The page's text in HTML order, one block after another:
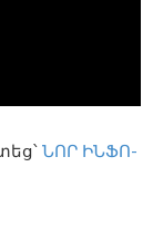
ՆՈՐ ԻՆՖՈ-